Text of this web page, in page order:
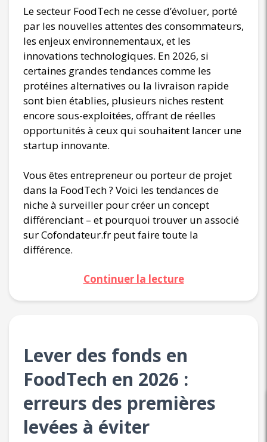
Le secteur FoodTech ne cesse d’évoluer, porté
par les nouvelles attentes des consommateurs,
les enjeux environnementaux, et les
innovations technologiques. En 2026, si
certaines grandes tendances comme les
protéines alternatives ou la livraison rapide
sont bien établies, plusieurs niches restent
encore sous-exploitées, offrant de réelles
opportunités à ceux qui souhaitent lancer une
startup innovante.
Vous êtes entrepreneur ou porteur de projet
dans la FoodTech ? Voici les tendances de
niche à surveiller pour créer un concept
différenciant – et pourquoi trouver un associé
sur Cofondateur.fr peut faire toute la
différence.
Continuer la lecture
Lever des fonds en
FoodTech en 2026 :
erreurs des premières
levées à éviter